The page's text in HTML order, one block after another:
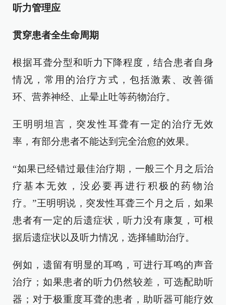
听力管理应
贯穿患者全生命周期
根据耳聋分型和听力下降程度，结合患者自身
情况，常用的治疗方式，包括激素、改善循
环、营养神经、止晕止吐等药物治疗。
王明明坦言，突发性耳聋有一定的治疗无效
率，有部分患者不能达到完全治愈的效果。
“如果已经错过最佳治疗期，一般三个月之后治
疗基本无效，没必要再进行积极的药物治
疗。”王明明说，突发性耳聋三个月之后，如果
患者有一定的后遗症状，听力没有康复，可根
据后遗症状以及听力情况，选择辅助治疗。
例如，遗留有明显的耳鸣，可进行耳鸣的声音
治疗；如果患者的听力仍然较差，可选配助听
器；对于极重度耳聋的患者，助听器可能疗效